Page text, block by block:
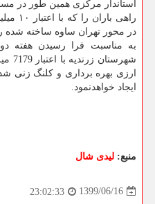
استاندار مرکزی همین طور در
راهی
در محور تهران ساوه ساخته شده را
ایجاد خواهدنمود.
منبع: لیدی شال
1399/06/16
23:02:33